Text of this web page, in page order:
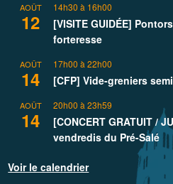
AOÛT
12
14h30 à 16h00
[VISITE GUIDÉE]
forteresse
AOÛT
14
17h00 à22h00
[CFP] Vide-greniers
AOÛT
14
20h00 à23h59
[CONCERT GRATUIT /
vendredis du Pré-Salé
Voir le calendrier